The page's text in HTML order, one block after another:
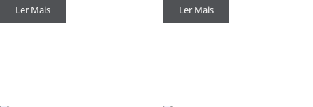
Ler Mais Ler Mais